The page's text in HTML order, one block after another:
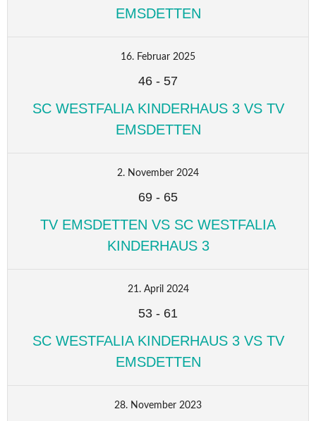
EMSDETTEN
16. Februar 2025
46 - 57
SC WESTFALIA KINDERHAUS 3 VS TV
EMSDETTEN
2. November 2024
69 - 65
TV EMSDETTEN VS SC WESTFALIA
KINDERHAUS 3
21. April 2024
53 - 61
SC WESTFALIA KINDERHAUS 3 VS TV
EMSDETTEN
28. November 2023